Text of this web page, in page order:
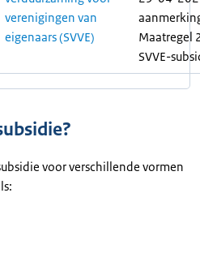
verenigingen van
eigenaars (SVVE)
Maatregel
SVVE-
voor verschillende vormen